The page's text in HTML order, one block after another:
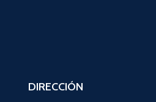
DIRECCIÓN